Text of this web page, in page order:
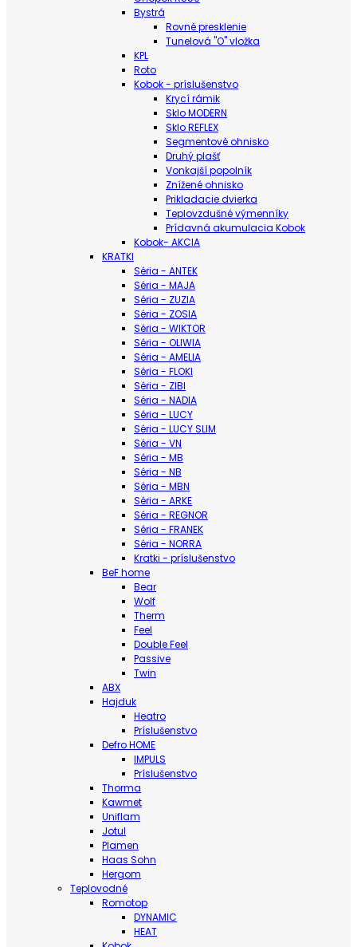
Bystrá
Rovné presklenie
Tunelová "O" vložka
KPL
Roto
Kobok - príslušenstvo
Krycí rámik
Sklo MODERN
Sklo REFLEX
Segmentové ohnisko
Druhý plašť
Vonkajší popolník
Znížené ohnisko
Prikladacie dvierka
Teplovzdušné výmenníky
Prídavná akumulacia Kobok
Kobok- AKCIA
KRATKI
Séria - ANTEK
Séria - MAJA
Séria - ZUZIA
Séria - ZOSIA
Séria - WIKTOR
Séria - OLIWIA
Séria - AMELIA
Séria - FLOKI
Séria - ZIBI
Séria - NADIA
Séria - LUCY
Séria - LUCY SLIM
Séria - VN
Séria - MB
Séria - NB
Séria - MBN
Séria - ARKE
Séria - REGNOR
Séria - FRANEK
Séria - NORRA
Kratki - príslušenstvo
BeF home
Bear
Wolf
Therm
Feel
Double Feel
Passive
Twin
ABX
Hajduk
Heatro
Príslušenstvo
Defro HOME
IMPULS
Príslušenstvo
Thorma
Kawmet
Uniflam
Jotul
Plamen
Haas Sohn
Hergom
Teplovodné
Romotop
DYNAMIC
HEAT